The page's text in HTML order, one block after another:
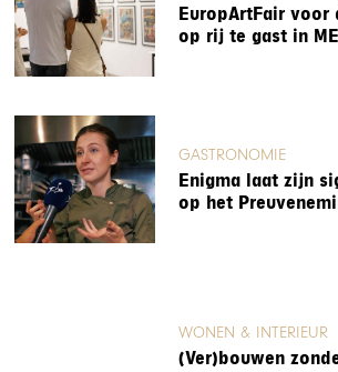
EuropArtFair voor
op rij te gast in
GASTRONOMIE
Enigma laat zijn
op het
WONEN & INTERIEUR
(Ver)bouwen